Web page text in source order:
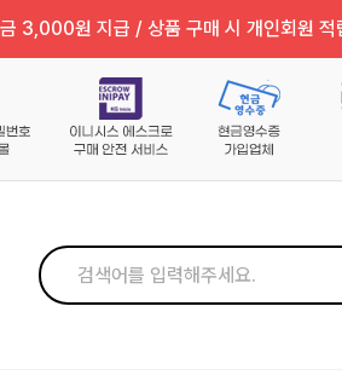
3,000원 지급 / 상품 구매 시 개인회원